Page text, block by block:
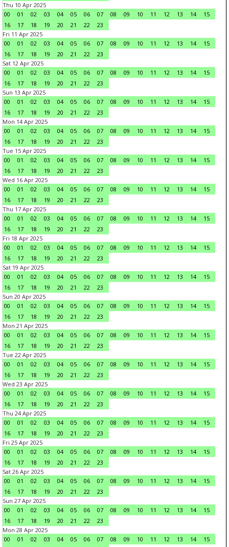
Thu 10 Apr 2025
00
01 02 03 04 05 06 07 08 09 10 11 12 13 14
15
16
17 18 19 20 21 22
23
Fri 11 Apr 2025
00
01 02 03 04 05 06 07 08 09 10 11 12 13 14
15
16
17 18 19 20 21 22
23
Sat 12 Apr 2025
00
01 02 03 04 05 06 07 08 09 10 11 12 13 14
15
16
17 18 19 20 21 22
23
Sun 13 Apr 2025
00
01 02 03 04 05 06 07 08 09 10 11 12 13 14
15
16
17 18 19 20 21 22
23
Mon 14 Apr 2025
00
01 02 03 04 05 06 07 08 09 10 11 12 13 14
15
16
17 18 19 20 21 22
23
Tue 15 Apr 2025
00
01 02 03 04 05 06 07 08 09 10 11 12 13 14
15
16
17 18 19 20 21 22
23
Wed 16 Apr 2025
00
01 02 03 04 05 06 07 08 09 10 11 12 13 14
15
16
17 18 19 20 21 22
23
Thu 17 Apr 2025
00
01 02 03 04 05 06 07 08 09 10 11 12 13 14
15
16
17 18 19 20 21 22
23
Fri 18 Apr 2025
00
01 02 03 04 05 06 07 08 09 10 11 12 13 14
15
16
17 18 19 20 21 22
23
Sat 19 Apr 2025
00
01 02 03 04 05 06 07 08 09 10 11 12 13 14
15
16
17 18 19 20 21 22
23
Sun 20 Apr 2025
00
01 02 03 04 05 06 07 08 09 10 11 12 13 14
15
16
17 18 19 20 21 22
23
Mon 21 Apr 2025
00
01 02 03 04 05 06 07 08 09 10 11 12 13 14
15
16
17 18 19 20 21 22
23
Tue 22 Apr 2025
00
01 02 03 04 05 06 07 08 09 10 11 12 13 14
15
16
17 18 19 20 21 22
23
Wed 23 Apr 2025
00
01 02 03 04 05 06 07 08 09 10 11 12 13 14
15
16
17 18 19 20 21 22
23
Thu 24 Apr 2025
00
01 02 03 04 05 06 07 08 09 10 11 12 13 14
15
16
17 18 19 20 21 22
23
Fri 25 Apr 2025
00
01 02 03 04 05 06 07 08 09 10 11 12 13 14
15
16
17 18 19 20 21 22
23
Sat 26 Apr 2025
00
01 02 03 04 05 06 07 08 09 10 11 12 13 14
15
16
17 18 19 20 21 22
23
Sun 27 Apr 2025
00
01 02 03 04 05 06 07 08 09 10 11 12 13 14
15
16
17 18 19 20 21 22
23
Mon 28 Apr 2025
00
01 02 03 04 05 06 07 08 09 10 11 12 13 14
15